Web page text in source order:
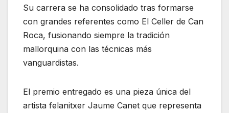
Su carrera se ha consolidado tras formarse
con grandes referentes como El Celler de Can
Roca, fusionando siempre la tradición
mallorquina con las técnicas más
vanguardistas.
El premio entregado es una pieza única del
artista felanitxer Jaume Canet que representa